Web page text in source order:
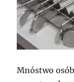
Mnóstwo